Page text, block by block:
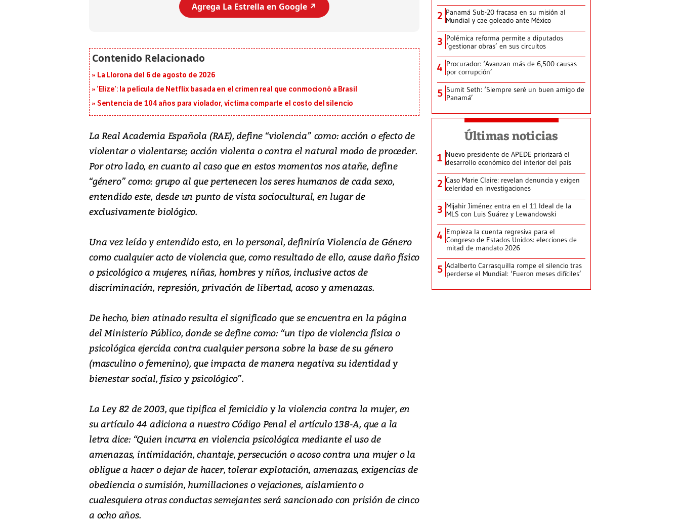
Agrega La Estrella en Google ↗️
La Llorona del 6 de agosto de 2026
‘Elize’: la película de Netflix basada en el crimen real que conmocionó a Brasil
Sentencia de 104 años para violador, víctima comparte el costo del silencio
La Real Academia Española (RAE), define “violencia” como: acción o efecto de
violentar o violentarse; acción violenta o contra el natural modo de proceder.
Por otro lado, en cuanto al caso que en estos momentos nos atañe, define
“género” como: grupo al que pertenecen los seres humanos de cada sexo,
entendido este, desde un punto de vista sociocultural, en lugar de
exclusivamente biológico.
Una vez leído y entendido esto, en lo personal, definiría Violencia de Género
como cualquier acto de violencia que, como resultado de ello, cause daño físico
o psicológico a mujeres, niñas, hombres y niños, inclusive actos de
discriminación, represión, privación de libertad, acoso y amenazas.
De hecho, bien atinado resulta el significado que se encuentra en la página
del Ministerio Público, donde se define como: “un tipo de violencia física o
psicológica ejercida contra cualquier persona sobre la base de su género
(masculino o femenino), que impacta de manera negativa su identidad y
bienestar social, físico y psicológico”.
La Ley 82 de 2003, que tipifica el femicidio y la violencia contra la mujer, en
su artículo 44 adiciona a nuestro Código Penal el artículo 138-A, que a la
letra dice: “Quien incurra en violencia psicológica mediante el uso de
amenazas, intimidación, chantaje, persecución o acoso contra una mujer o la
obligue a hacer o dejar de hacer, tolerar explotación, amenazas, exigencias de
obediencia o sumisión, humillaciones o vejaciones, aislamiento o
cualesquiera otras conductas semejantes será sancionado con prisión de cinco
a ocho años.
2 Panamá Sub-20 fracasa en su misión al
Mundial y cae goleado ante México
3 Polémica reforma permite a diputados
‘gestionar obras’ en sus circuitos
4 Procurador: ‘Avanzan más de 6,500 causas
por corrupción’
5 Sumit Seth: ‘Siempre seré un buen amigo de
Panamá’
Últimas noticias
1 Nuevo presidente de APEDE priorizará el
desarrollo económico del interior del país
2 Caso Marie Claire: revelan denuncia y exigen
celeridad en investigaciones
3 Mijahir Jiménez entra en el 11 Ideal de la
MLS con Luis Suárez y Lewandowski
4 Empieza la cuenta regresiva para el
Congreso de Estados Unidos: elecciones de
mitad de mandato 2026
5 Adalberto Carrasquilla rompe el silencio tras
perderse el Mundial: ‘Fueron meses difíciles’